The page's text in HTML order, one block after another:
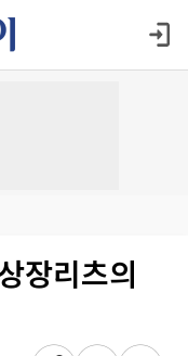
장리츠의